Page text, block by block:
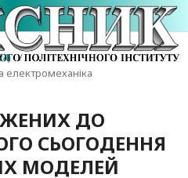
/
електромеханіка
ДО
СЬОГОДЕННЯ
МОДЕЛЕЙ